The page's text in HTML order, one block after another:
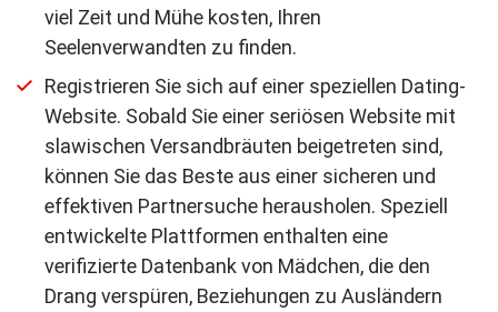
viel Zeit und Mühe kosten, Ihren
Seelenverwandten zu finden.
Registrieren Sie sich auf einer speziellen Dating-
Website. Sobald Sie einer seriösen Website mit
slawischen Versandbräuten beigetreten sind,
können Sie das Beste aus einer sicheren und
effektiven Partnersuche herausholen. Speziell
entwickelte Plattformen enthalten eine
verifizierte Datenbank von Mädchen, die den
Drang verspüren, Beziehungen zu Ausländern